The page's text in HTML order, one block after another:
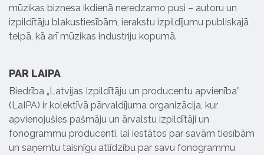
mūzikas biznesa ikdienā neredzamo pusi – autoru un
izpildītāju blakustiesībām, ierakstu izpildījumu publiskajā
telpā, kā arī mūzikas industriju kopumā.
PAR LAIPA
Biedrība „Latvijas Izpildītāju un producentu apvienība”
(LaIPA) ir kolektīvā pārvaldījuma organizācija, kur
apvienojušies pašmāju un ārvalstu izpildītāji un
fonogrammu producenti, lai iestātos par savām tiesībām
un saņemtu taisnīgu atlīdzību par savu fonogrammu